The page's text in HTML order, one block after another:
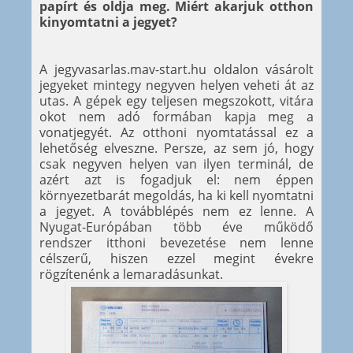
papírt és oldja meg. Miért akarjuk otthon
kinyomtatni a jegyet?
A jegyvasarlas.mav-start.hu oldalon vásárolt
jegyeket mintegy negyven helyen veheti át az
utas. A gépek egy teljesen megszokott, vitára
okot nem adó formában kapja meg a
vonatjegyét. Az otthoni nyomtatással ez a
lehetőség elveszne. Persze, az sem jó, hogy
csak negyven helyen van ilyen terminál, de
azért azt is fogadjuk el: nem éppen
környezetbarát megoldás, ha ki kell nyomtatni
a jegyet. A továbblépés nem ez lenne. A
Nyugat-Európában több éve működő
rendszer itthoni bevezetése nem lenne
célszerű, hiszen ezzel megint évekre
rögzítenénk a lemaradásunkat.